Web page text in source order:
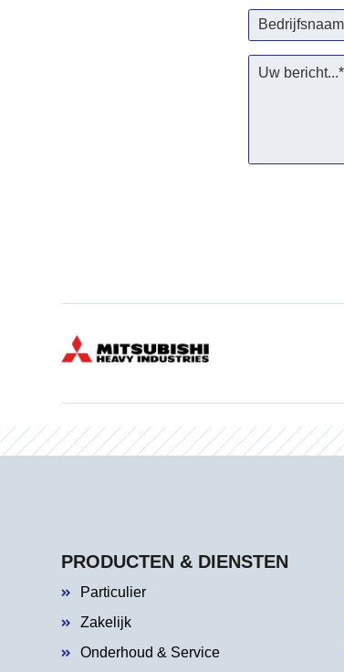
PRODUCTEN & DIENSTEN
Particulier
Zakelijk
Onderhoud & Service